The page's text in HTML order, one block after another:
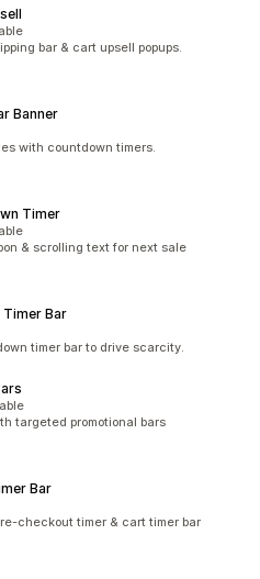
bar & cart upsell popups.
Banner
with countdown timers.
Timer
& scrolling text for next sale
Bar
timer bar to drive scarcity.
targeted promotional bars
Bar
checkout timer & cart timer bar